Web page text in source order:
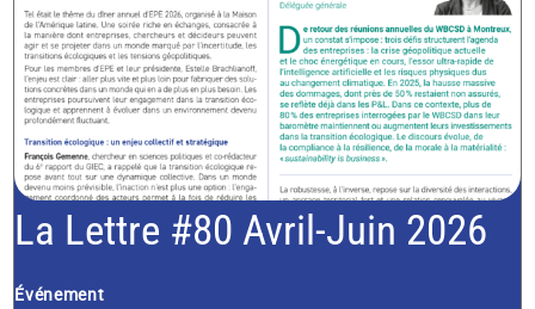
La Lettre #80 Avril-Juin 2026
Événement